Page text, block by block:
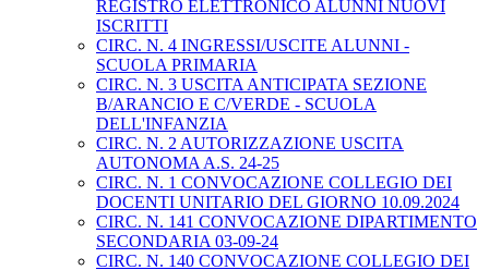
REGISTRO ELETTRONICO ALUNNI NUOVI
ISCRITTI
CIRC. N. 4 INGRESSI/USCITE ALUNNI -
SCUOLA PRIMARIA
CIRC. N. 3 USCITA ANTICIPATA SEZIONE
B/ARANCIO E C/VERDE - SCUOLA
DELL'INFANZIA
CIRC. N. 2 AUTORIZZAZIONE USCITA
AUTONOMA A.S. 24-25
CIRC. N. 1 CONVOCAZIONE COLLEGIO DEI
DOCENTI UNITARIO DEL GIORNO 10.09.2024
CIRC. N. 141 CONVOCAZIONE DIPARTIMENTO
SECONDARIA 03-09-24
CIRC. N. 140 CONVOCAZIONE COLLEGIO DEI